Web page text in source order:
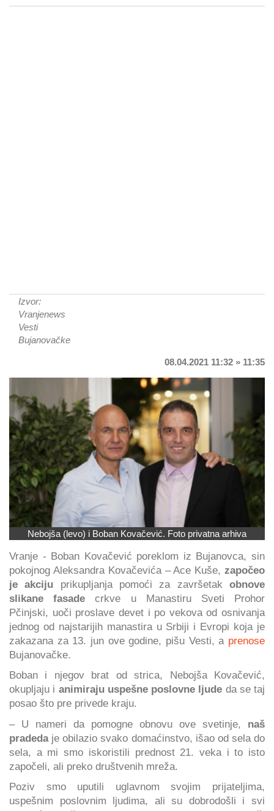
Izvor:
Vranjenews
Vesti
Bujanovačke
08.04.2021 11:32 » 11:35
Nebojša (levo) i Boban Kovačević. Foto privatna arhiva
Vranje - Boban Kovačević poreklom iz Bujanovca, sin
pokojnog Aleksandra Kovačevića – Ace Kuše, započeo
je akciju prikupljanja pomoći za završetakobnove
slikane fasade crkve u Manastiru Sveti Prohor
Pčinjski, uoči proslave devet i po vekova od osnivanja
jednog od najstarijih manastira u Srbiji i Evropi koja je
zakazana za 13. jun ove godine, pišu Vesti, a prenose
Bujanovačke.
Boban i njegov brat od strica, Nebojša Kovačević,
okupljaju i animiraju uspešne poslovne ljude da se taj
posao što pre privede kraju.
– U nameri da pomogne obnovu ove svetinje, naš
pradedaje obilazio svako domaćinstvo, išao od sela do
sela, a mi smo iskoristili prednost 21. veka i to isto
započeli, ali preko društvenih mreža.
Poziv smo uputili uglavnom svojim prijateljima,
uspešnim poslovnim ljudima, ali su dobrodošli i svi